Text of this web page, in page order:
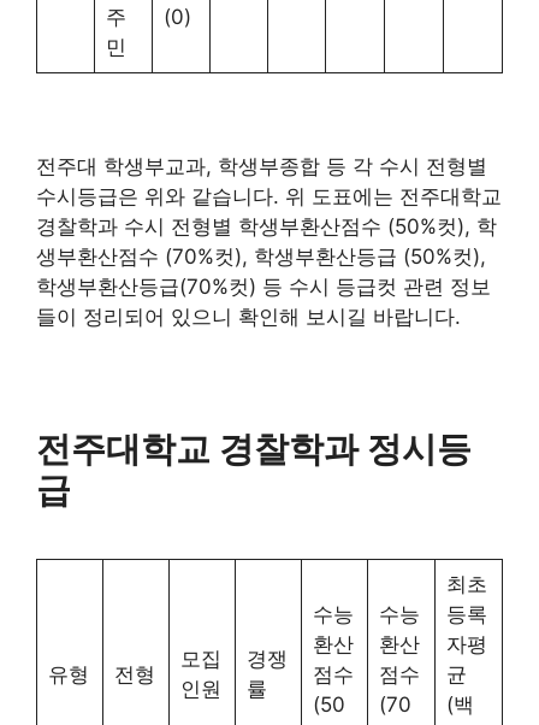
주
민
(0)
전주대 학생부교과, 학생부종합 등 각 수시 전형별
수시등급은 위와 같습니다. 위 도표에는 전주대학교
경찰학과 수시 전형별 학생부환산점수 (50%컷), 학
생부환산점수 (70%컷), 학생부환산등급 (50%컷),
학생부환산등급(70%컷) 등 수시 등급컷 관련 정보
들이 정리되어 있으니 확인해 보시길 바랍니다.
전주대학교 경찰학과 정시등
급
유형 전형
모집
인원
경쟁
률
수능
환산
점수
(50
수능
환산
점수
(70
최초
등록
자평
균
(백